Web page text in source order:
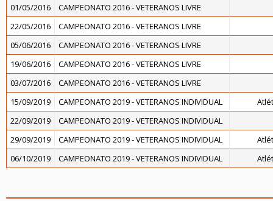
01/05/2016
CAMPEONATO 2016 - VETERANOS LIVRE
22/05/2016
CAMPEONATO 2016 - VETERANOS LIVRE
05/06/2016
CAMPEONATO 2016 - VETERANOS LIVRE
19/06/2016
CAMPEONATO 2016 - VETERANOS LIVRE
03/07/2016
CAMPEONATO 2016 - VETERANOS LIVRE
15/09/2019
CAMPEONATO 2019 - VETERANOS INDIVIDUAL
22/09/2019
CAMPEONATO 2019 - VETERANOS INDIVIDUAL
29/09/2019
CAMPEONATO 2019 - VETERANOS INDIVIDUAL
06/10/2019
CAMPEONATO 2019 - VETERANOS INDIVIDUAL